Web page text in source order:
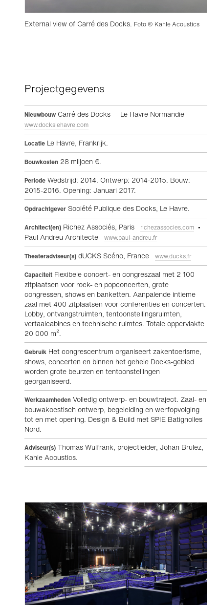
External view of Carré des Docks. Foto © Kahle Acoustics
Projectgegevens
Nieuwbouw Carré des Docks — Le Havre Normandie
www.dockslehavre.com
Locatie Le Havre, Frankrijk.
Bouwkosten 28 miljoen €.
Periode Wedstrijd: 2014. Ontwerp: 2014-2015. Bouw:
2015-2016. Opening: Januari 2017.
Opdrachtgever Société Publique des Docks, Le Havre.
Architect(en) Richez Associés, Paris richezassocies.com •
Paul Andreu Architecte
www.paul-andreu.fr
Theateradviseur(s) dUCKS Scéno, France www.ducks.fr
Capaciteit Flexibele concert- en congreszaal met 2 100
zitplaatsen voor rock- en popconcerten, grote
congressen, shows en banketten. Aanpalende intieme
zaal met 400 zitplaatsen voor conferenties en concerten.
Lobby, ontvangstruimten, tentoonstellingsruimten,
vertaalcabines en technische ruimtes. Totale oppervlakte
20 000 m².
Gebruik Het congrescentrum organiseert zakentoerisme,
shows, concerten en binnen het gehele Docks-gebied
worden grote beurzen en tentoonstellingen
georganiseerd.
Werkzaamheden Volledig ontwerp- en bouwtraject. Zaal- en
bouwakoestisch ontwerp, begeleiding en werfopvolging
tot en met opening. Design & Build met SPIE Batignolles
Nord.
Adviseur(s) Thomas Wulfrank, projectleider, Johan Brulez,
Kahle Acoustics.